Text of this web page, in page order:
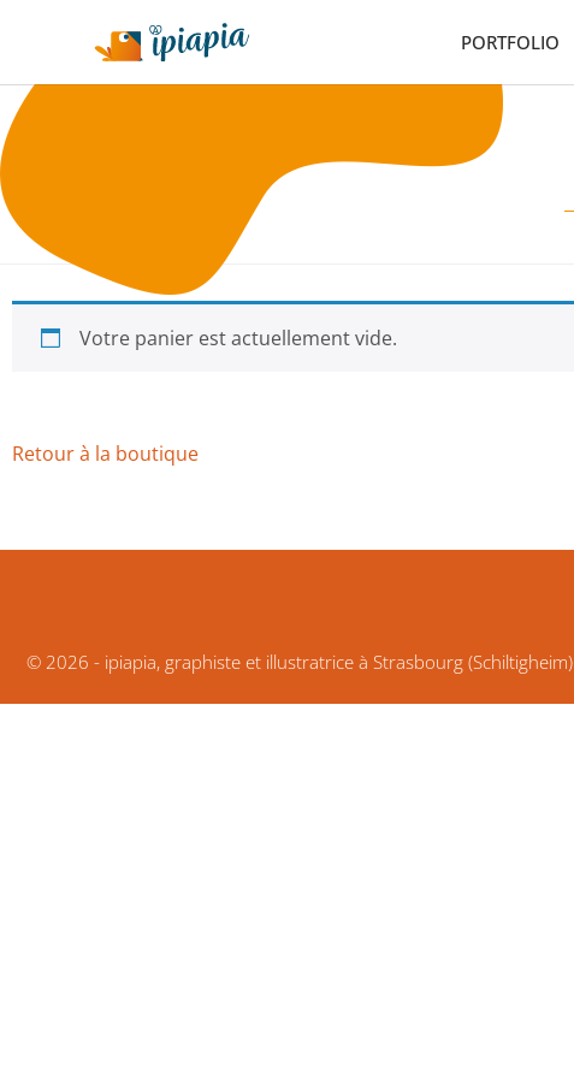
PORTFOLIO
Votre panier est actuellement vide.
Retour à la boutique
© 2026 - ipiapia, graphiste et illustratrice à Strasbourg (Schiltigheim)